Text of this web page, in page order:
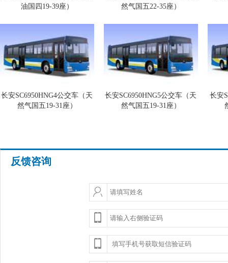
油国四19-39座）
然气国五22-35座）
长安SC6950HNG4公交车（天
然气国五19-31座）
长安SC6950HNG5公交车（天
然气国五19-31座）
长安
反馈咨询